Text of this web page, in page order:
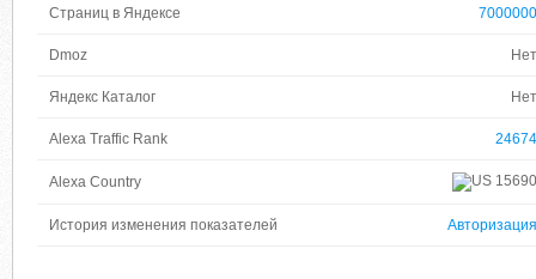
Страниц в Яндексе 7000000
Dmoz Нет
Яндекс Каталог Нет
Alexa Traffic Rank 24674
Alexa Country 15690
История изменения показателей Авторизация